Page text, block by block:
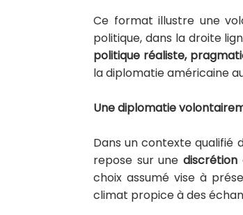
Ce format illustre une
politique, dans la droite
politique réaliste,
la diplomatie américaine
Une diplomatie
Dans un contexte qualifié
repose sur une discrétion
choix assumé vise à
climat propice à des